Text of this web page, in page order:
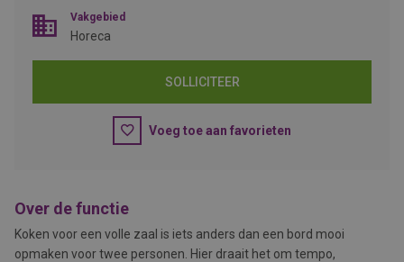
Vakgebied
Horeca
SOLLICITEER
Voeg toe aan favorieten
Over de functie
Koken voor een volle zaal is iets anders dan een bord mooi
opmaken voor twee personen. Hier draait het om tempo,